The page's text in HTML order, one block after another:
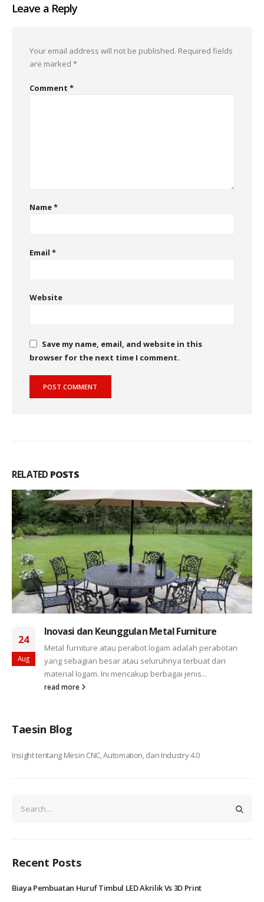
Leave a Reply
Your email address will not be published. Required fields
are marked *
Comment *
Name*
Email *
Website
Save my name, email, and website in this
browser for the next time I comment.
RELATED POSTS
24
Aug
Inovasi dan Keunggulan Metal Furniture
Metal furniture atau perabot logam adalah perabotan
yang sebagian besar atau seluruhnya terbuat dari
material logam. Ini mencakup berbagai jenis...
read more
Taesin Blog
Insight tentang Mesin CNC, Automation, dan Industry 4.0
Recent Posts
Biaya Pembuatan Huruf Timbul LED Akrilik Vs 3D Print